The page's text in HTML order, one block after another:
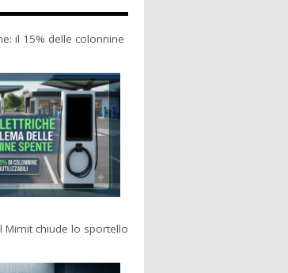
il 15% delle colonnine
Mimit chiude lo sportello